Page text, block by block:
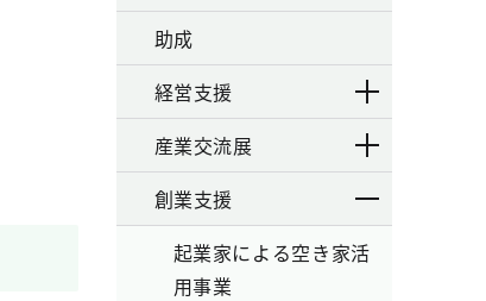
助成
経営支援
産業交流展
創業支援
起業家による空き家活
用事業